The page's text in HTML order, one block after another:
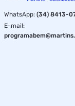
WhatsApp:(34) 8413-
E-mail: